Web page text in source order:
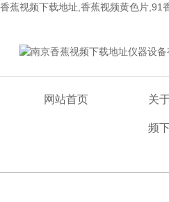
香蕉视频下载地址,香蕉视频黄色片,91
网站首页 关
频